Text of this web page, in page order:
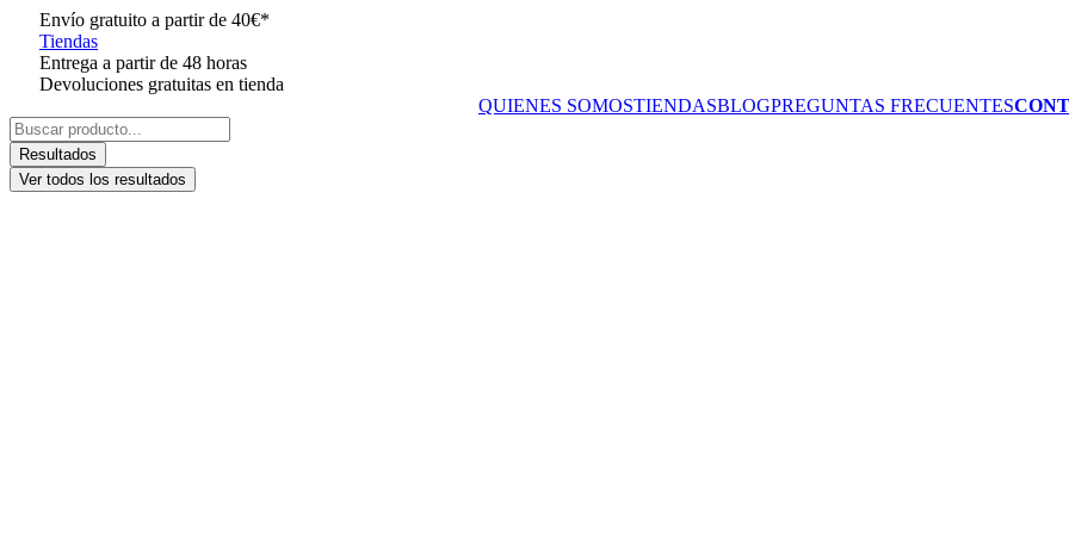
contenido
Envío gratuito a partir de 40€*
Tiendas
Entrega a partir de 48 horas
Devoluciones gratuitas en tienda
QUIENES SOMOSTIENDASBLOGPREGUNTAS FRECUENTES
Search
...Resultados
Ver todos los resultados